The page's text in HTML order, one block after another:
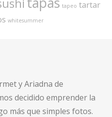
tapeo tartar
whitesummer
y Ariadna de
decidido emprender la
más que simples fotos.